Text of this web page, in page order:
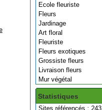
Ecole fleuriste
Fleurs
Jardinage
Art floral
Fleuriste
Fleurs exotiques
Grossiste fleurs
Livraison fleurs
Mur végétal
Statistiques
Sites référencés : 243